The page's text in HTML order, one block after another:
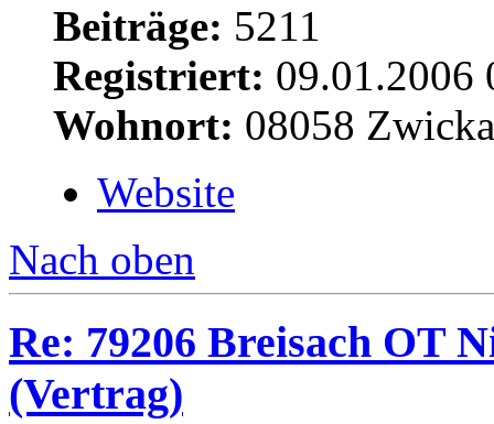
Beiträge: 5211
Registriert: 09.01.2006
Wohnort: 08058
Website
Nach oben
Re: 79206 Breisach OT
(Vertrag)